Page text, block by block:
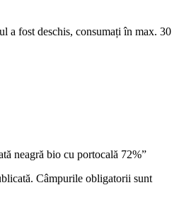
a fost deschis, consumați în max. 30
neagră bio cu portocală 72%”
Câmpurile obligatorii sunt